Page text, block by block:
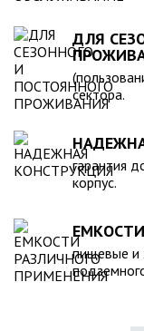
ДЛЯ
сектора.
гарантия
корпус.
пищевые и